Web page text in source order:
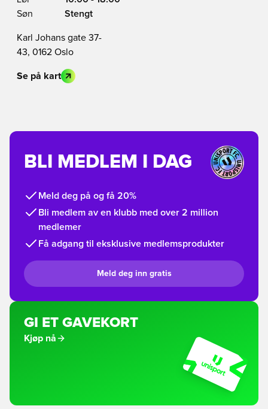
Søn
Stengt
Karl Johans gate 37-
43, 0162 Oslo
Se på kart
BLI MEDLEM I DAG
Meld deg på og få 20%
Bli medlem av en klubb med over 2 million
medlemer
Få adgang til eksklusive medlemsprodukter
Meld deg inn gratis
GI ET GAVEKORT
Kjøp nå